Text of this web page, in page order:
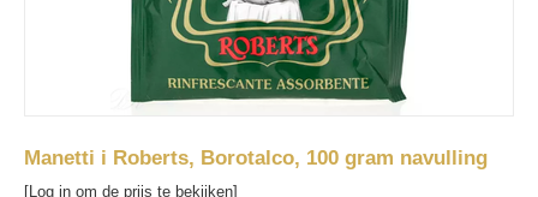
Manetti i Roberts, Borotalco, 100 gram navulling
[Log in om de prijs te bekijken]